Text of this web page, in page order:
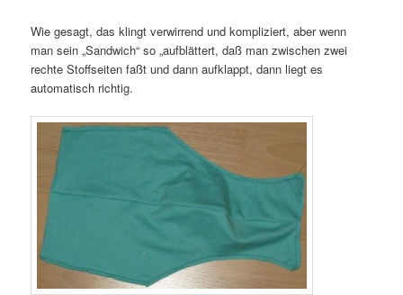
Wie gesagt, das klingt verwirrend und kompliziert, aber wenn
man sein „Sandwich“ so „aufblättert, daß man zwischen zwei
rechte Stoffseiten faßt und dann aufklappt, dann liegt es
automatisch richtig.